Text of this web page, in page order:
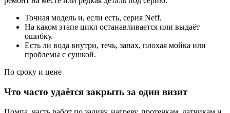
Точная модель и, если есть, серия Neff.
На каком этапе цикл останавливается или выдаёт
ошибку.
Есть ли вода внутри, течь, запах, плохая мойка или
проблемы с сушкой.
По сроку и цене
Что часто удаётся закрыть за один визит